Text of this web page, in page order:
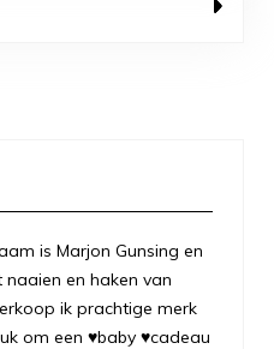
is Marjon Gunsing en
en haken van
ik prachtige merk
om een ♥baby ♥cadeau